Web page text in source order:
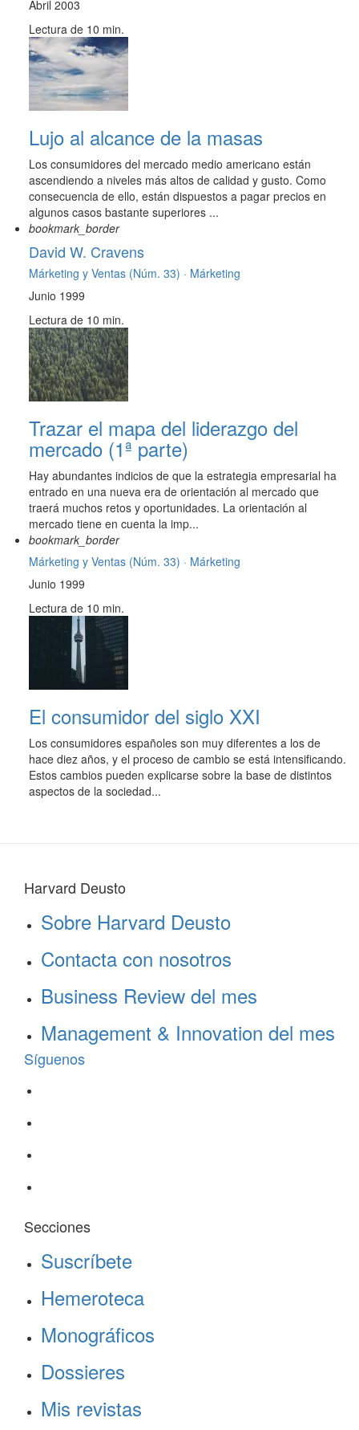
Abril 2003
Lectura de 10 min.
Lujo al alcance de la masas
Los consumidores del mercado medio americano están
ascendiendo a niveles más altos de calidad y gusto. Como
consecuencia de ello, están dispuestos a pagar precios en
algunos casos bastante superiores ...
bookmark_border
David W. Cravens
Márketing y Ventas (Núm. 33) · Márketing
Junio 1999
Lectura de 10 min.
Trazar el mapa del liderazgo del
mercado (1ª parte)
Hay abundantes indicios de que la estrategia empresarial ha
entrado en una nueva era de orientación al mercado que
traerá muchos retos y oportunidades. La orientación al
mercado tiene en cuenta la imp...
bookmark_border
Márketing y Ventas (Núm. 33) · Márketing
Junio 1999
Lectura de 10 min.
El consumidor del siglo XXI
Los consumidores españoles son muy diferentes a los de
hace diez años, y el proceso de cambio se está intensificando.
Estos cambios pueden explicarse sobre la base de distintos
aspectos de la sociedad...
Harvard Deusto
Sobre Harvard Deusto
Contacta con nosotros
Business Review del mes
Management & Innovation del mes
Síguenos
Secciones
Suscríbete
Hemeroteca
Monográficos
Dossieres
Mis revistas